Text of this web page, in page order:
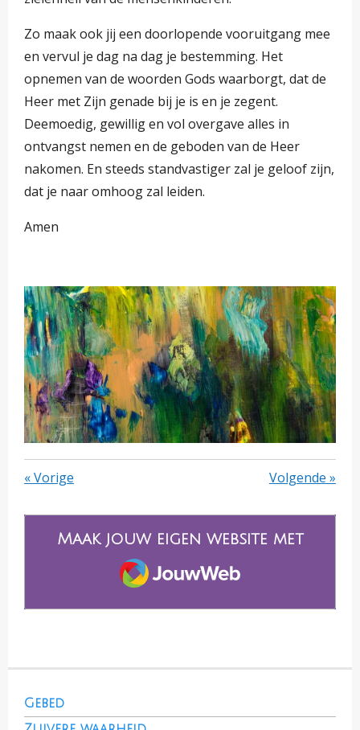
Zo maak ook jij een doorlopende vooruitgang mee
en vervul je dag na dag je bestemming. Het
opnemen van de woorden Gods waarborgt, dat de
Heer met Zijn genade bij je is en je zegent.
Deemoedig, gewillig en vol overgave alles in
ontvangst nemen en de geboden van de Heer
nakomen. En steeds standvastiger zal je geloof zijn,
dat je naar omhoog zal leiden.
Amen
«Vorige Volgende »
Maak jouw eigen website met
JouwWeb
Gebed